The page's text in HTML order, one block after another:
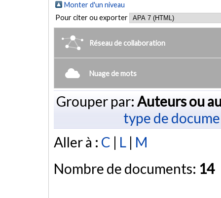
Monter d'un niveau
Pour citer ou exporter
Réseau de collaboration
Nuage de mots
Grouper par: Auteurs ou
type de
Aller à : C | L | M
Nombre de documents: 14